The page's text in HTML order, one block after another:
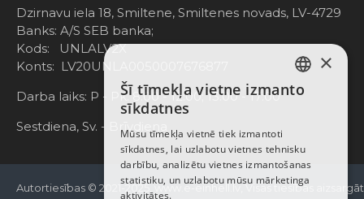
Dzirnavu iela 18, Smiltene, Smiltenes novads, LV-4729
Banks: A/S SEB banka;
Kods: UNLALV2X
Konts: LV20UNLA0050007676877
Darba laiks: P - Pk. 8:00 - 12:00; 13:00 - 17:00
Sestdiena, Sv. - Brīvdiena
Autortiesības © 2021-2025, www.e-einhell.lv, Visas tiesības
LATVIAN
ENGLISH
×
Šī tīmekļa vietne izmanto
sīkdatnes
Mūsu tīmekļa vietnē tiek izmantoti
sīkdatnes, lai uzlabotu vietnes tehnisku
darbību, analizētu vietnes izmantošanas
statistiku, un uzlabotu mūsu mārketinga
aktivitātes.